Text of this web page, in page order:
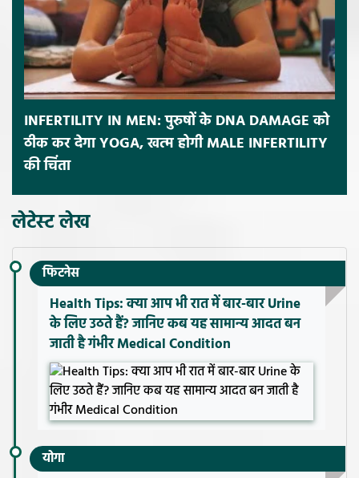
INFERTILITY IN MEN: पुरुषों के DNA DAMAGE को
ठीक कर देगा YOGA, खत्म होगी MALE INFERTILITY
की चिंता
लेटेस्ट लेख
फिटनेस
Health Tips: क्या आप भी रात में बार-बार Urine
के लिए उठते हैं? जानिए कब यह सामान्य आदत बन
जाती है गंभीर Medical Condition
योगा